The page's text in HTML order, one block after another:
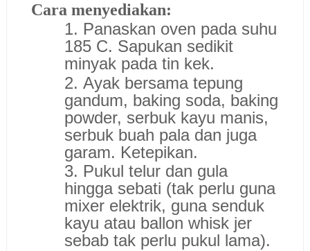
Cara menyediakan:
1. Panaskan oven pada suhu
185 C. Sapukan sedikit
minyak pada tin kek.
2. Ayak bersama tepung
gandum, baking soda, baking
powder, serbuk kayu manis,
serbuk buah pala dan juga
garam. Ketepikan.
3. Pukul telur dan gula
hingga sebati (tak perlu guna
mixer elektrik, guna senduk
kayu atau ballon whisk jer
sebab tak perlu pukul lama).